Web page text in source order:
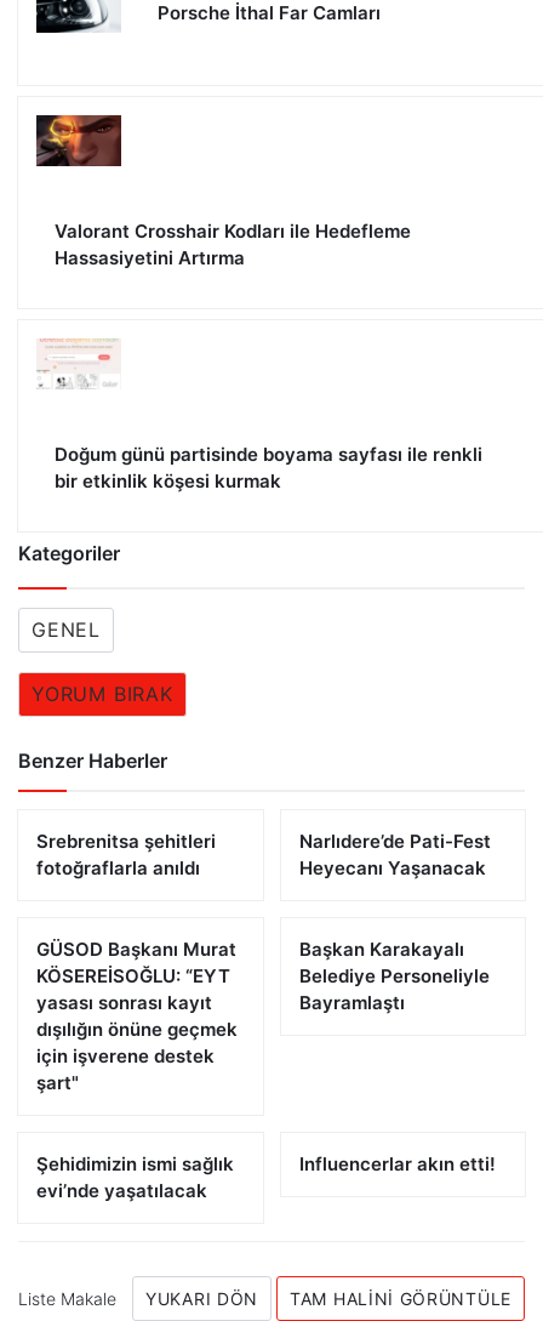
Porsche İthal Far Camları
Valorant Crosshair Kodları ile Hedefleme
Hassasiyetini Artırma
Doğum günü partisinde boyama sayfası ile renkli
bir etkinlik köşesi kurmak
Kategoriler
GENEL
YORUM BIRAK
Benzer Haberler
Srebrenitsa şehitleri
fotoğraflarla anıldı
Narlıdere’de Pati-Fest
Heyecanı Yaşanacak
GÜSOD Başkanı Murat
KÖSEREİSOĞLU: “EYT
yasası sonrası kayıt
dışılığın önüne geçmek
için işverene destek
şart"
Başkan Karakayalı
Belediye Personeliyle
Bayramlaştı
Şehidimizin ismi sağlık
evi’nde yaşatılacak
Influencerlar akın etti!
Liste Makale YUKARI DÖN TAM HALINI GÖRÜNTÜLE